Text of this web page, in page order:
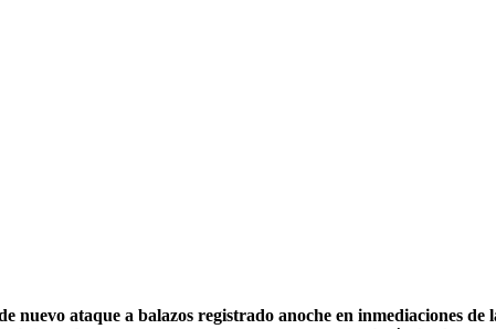
ataque a balazos registrado anoche en inmediaciones